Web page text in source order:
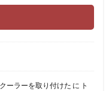
ーラーを取り付けた に ト